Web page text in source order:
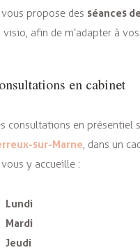
vous propose des séances
visio, afin de m’adapter à
en cabinet
consultations en présentiel
sur-Marne, dans un
vous y accueille :
Lundi
Mardi
Jeudi